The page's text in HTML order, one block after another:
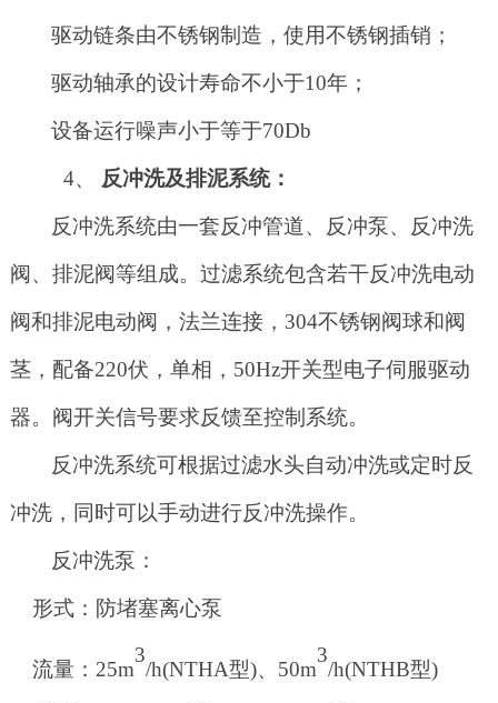
驱动链条由不锈钢制造，使用不锈钢插销；
驱动轴承的设计寿命不小于10年；
设备运行噪声小于等于70Db
4、 反冲洗及排泥系统：
反冲洗系统由一套反冲管道、反冲泵、反冲洗
阀、排泥阀等组成。过滤系统包含若干反冲洗电动
阀和排泥电动阀，法兰连接， 304不锈钢阀球和阀
茎，配备220伏，单相，50Hz开关型电子伺服驱动
器。阀开关信号要求反馈至控制系统。
反冲洗系统可根据过滤水头自动冲洗或定时反
冲洗，同时可以手动进行反冲洗操作。
反冲洗泵：
形式：防堵塞离心泵
流量： 25m
3
/h(NTHA型)、50m
3
/h(NTHB型)